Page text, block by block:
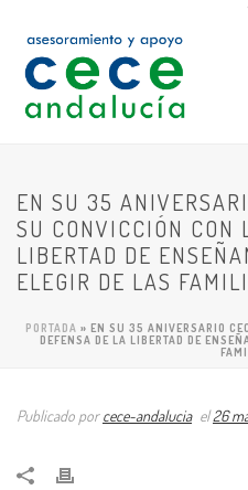
EN SU 35
SU CONVICCIÓN CON
LIBERTAD DE
ELEGIR DE LAS
PORTADA » EN SU 35 ANIVERSARIO
DEFENSA DE LA LIBERTAD DE
Publicado porcece-andalucia el26